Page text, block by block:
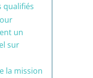
qualifiés
un
sur
la mission